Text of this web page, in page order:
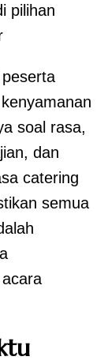
pilihan
soal rasa,
dan
catering
semua